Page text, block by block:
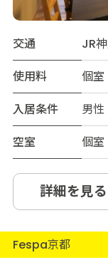
交通
JR
使用料
個
入居条件
男
空室
個室
詳細を見る
Fespa京都